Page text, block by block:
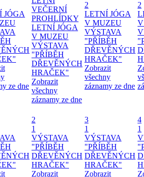
JÓGA
ze dne
VEČERNÍ
PROHLÍDKY
LETNÍ JÓGA
V MUZEU
VÝSTAVA
"PŘÍBĚH
DŘEVĚNÝCH
HRAČEK"
Zobrazit
všechny
záznamy ze dne
2
LETNÍ JÓGA
V MUZEU
VÝSTAVA
"PŘÍBĚH
DŘEVĚNÝCH
HRAČEK"
Zobrazit
všechny
záznamy ze dne
2
2
1
VÝSTAVA
"PŘÍBĚH
DŘEVĚNÝCH
HRAČEK"
Zobrazit
3
1
VÝSTAVA
"PŘÍBĚH
DŘEVĚNÝCH
HRAČEK"
Zobrazit
4
1